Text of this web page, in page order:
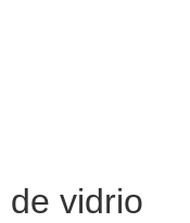
de vidrio